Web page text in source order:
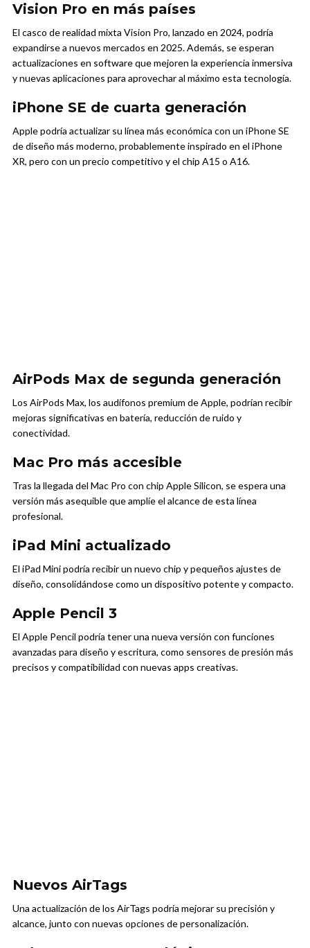
Vision Pro en más países
El casco de realidad mixta Vision Pro, lanzado en 2024, podría
expandirse a nuevos mercados en 2025. Además, se esperan
actualizaciones en software que mejoren la experiencia inmersiva
y nuevas aplicaciones para aprovechar al máximo esta tecnología.
iPhone SE de cuarta generación
Apple podría actualizar su línea más económica con un iPhone SE
de diseño más moderno, probablemente inspirado en el iPhone
XR, pero con un precio competitivo y el chip A15 o A16.
AirPods Max de segunda generación
Los AirPods Max, los audífonos premium de Apple, podrían recibir
mejoras significativas en batería, reducción de ruido y
conectividad.
Mac Pro más accesible
Tras la llegada del Mac Pro con chip Apple Silicon, se espera una
versión más asequible que amplíe el alcance de esta línea
profesional.
iPad Mini actualizado
El iPad Mini podría recibir un nuevo chip y pequeños ajustes de
diseño, consolidándose como un dispositivo potente y compacto.
Apple Pencil 3
El Apple Pencil podría tener una nueva versión con funciones
avanzadas para diseño y escritura, como sensores de presión más
precisos y compatibilidad con nuevas apps creativas.
Nuevos AirTags
Una actualización de los AirTags podría mejorar su precisión y
alcance, junto con nuevas opciones de personalización.